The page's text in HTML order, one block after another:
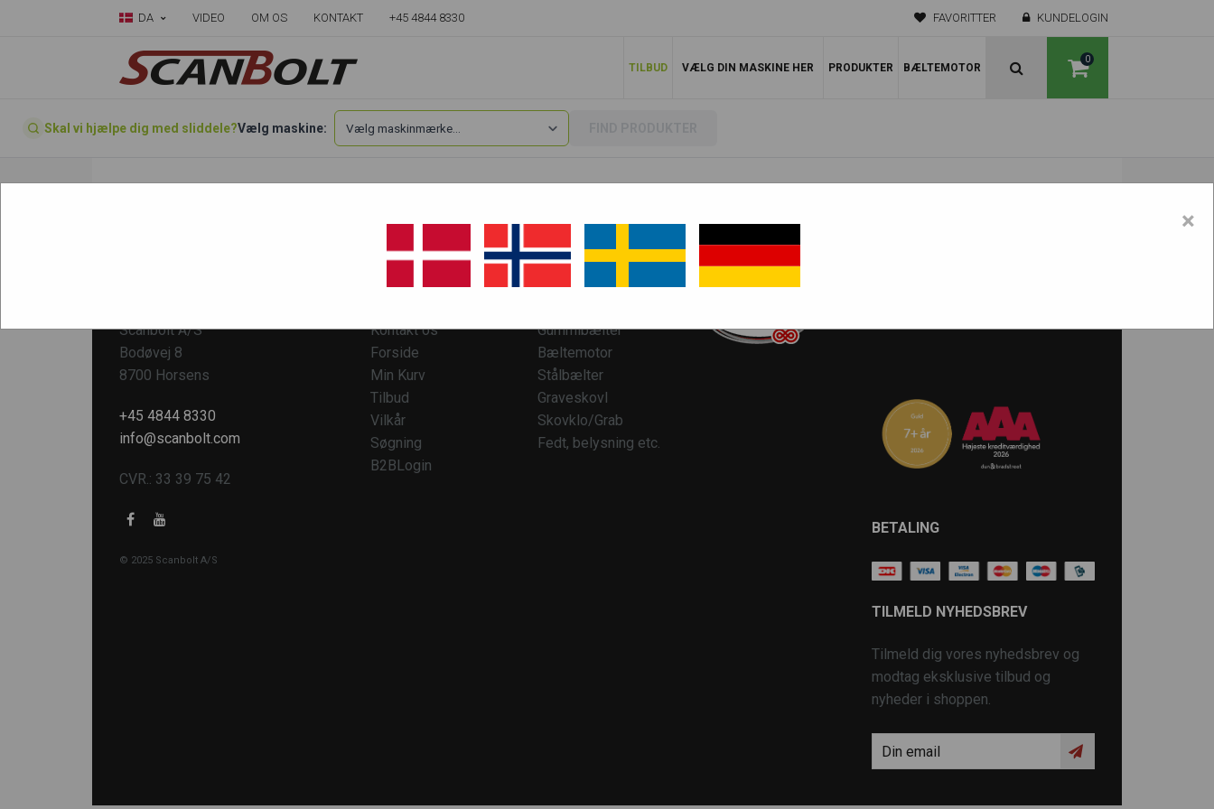
DA VIDEO OM OS KONTAKT +45 4844 8330 FAVORITTER KUNDELOGIN
0
TILBUD VÆLG DIN MASKINE HER PRODUKTER BÆLTEMOTOR
Skal vi hjælpe dig med sliddele?Vælg maskine:
Scanbolt A/S
Bodøvej 8
8700 Horsens
+45 4844 8330
info@scanbolt.com
CVR.: 33 39 75 42
© 2025 Scanbolt A/S
KUNDESERVICE
Kontakt os
Forside
Min Kurv
Tilbud
Vilkår
Søgning
B2BLogin
TOP KATEGORIER
Gummibælter
Bæltemotor
Stålbælter
Graveskovl
Skovklo/Grab
Fedt, belysning etc.
BETALING
TILMELD NYHEDSBREV
Tilmeld dig vores nyhedsbrev og
modtag eksklusive tilbud og
nyheder i shoppen.
×